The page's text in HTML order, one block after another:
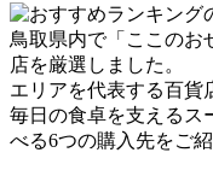
鳥取県内で「ここのお
店を厳選しました。
エリアを代表する百貨
毎日の食卓を支えるス
べる6つの購入先をご